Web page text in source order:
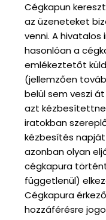
Cégkapun
az üzeneteket
venni. A
hasonlóan a
emlékeztetőt
(jellemzően
belül sem veszi
azt
iratokban
kézbesítés
azonban olyan
cégkapura
függetlenül)
Cégkapura
hozzáférésre